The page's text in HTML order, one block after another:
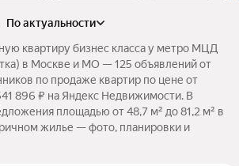
по актуальности
квартиру бизнес класса у метро МЦД
в Москве и МО — 125 объявлений от
по продаже квартир по цене от
896 ₽ на Яндекс Недвижимости. В
площадью от 48,7 м² до 81,2 м² в
жилье — фото, планировки и